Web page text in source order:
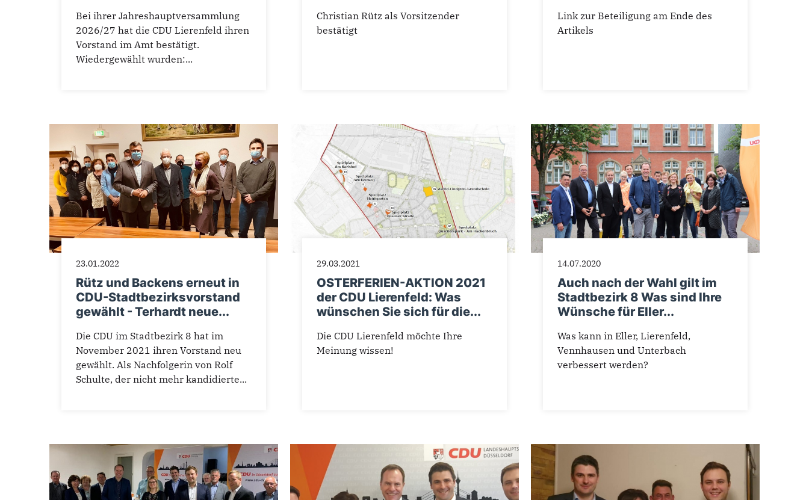
Bei ihrer Jahreshauptversammlung
2026/27 hat die CDU Lierenfeld ihren
Vorstand im Amt bestätigt.
Wiedergewählt wurden:...
Christian Rütz als Vorsitzender
bestätigt
Link zur Beteiligung am Ende des
Artikels
23.01.2022
Rütz und Backens erneut in
CDU-Stadtbezirksvorstand
gewählt - Terhardt neue...
Die CDU im Stadtbezirk 8 hat im
November 2021 ihren Vorstand neu
gewählt. Als Nachfolgerin von Rolf
Schulte, der nicht mehr kandidierte...
29.03.2021
OSTERFERIEN-AKTION 2021
der CDU Lierenfeld: Was
wünschen Sie sich für die...
Die CDU Lierenfeld möchte Ihre
Meinung wissen!
14.07.2020
Auch nach der Wahl gilt im
Stadtbezirk 8 Was sind Ihre
Wünsche für Eller...
Was kann in Eller, Lierenfeld,
Vennhausen und Unterbach
verbessert werden?